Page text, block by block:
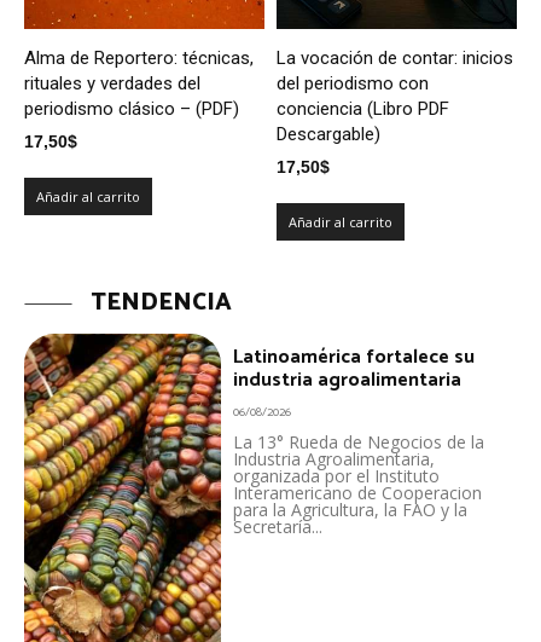
Alma de Reportero: técnicas,
rituales y verdades del
periodismo clásico – (PDF)
17,50$
Añadir al carrito
La vocación de contar: inicios
del periodismo con
conciencia (Libro PDF
Descargable)
17,50$
Añadir al carrito
TENDENCIA
Latinoamérica fortalece su
industria agroalimentaria
06/08/2026
La 13° Rueda de Negocios de la
Industria Agroalimentaria,
organizada por el Instituto
Interamericano de Cooperacion
para la Agricultura, la FAO y la
Secretaría...